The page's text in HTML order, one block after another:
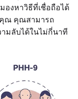
องหาวิธีที่เชื่อถือได้
ณ คุณสามารถ
มลับได้ในไม่กี่นาที